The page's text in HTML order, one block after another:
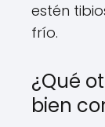
estén
frío.
¿Qué
bien